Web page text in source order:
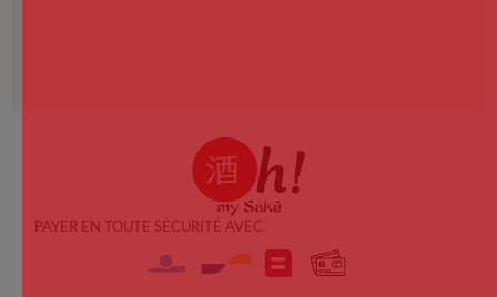
PAYER EN TOUTE SÉCURITÉ AVEC